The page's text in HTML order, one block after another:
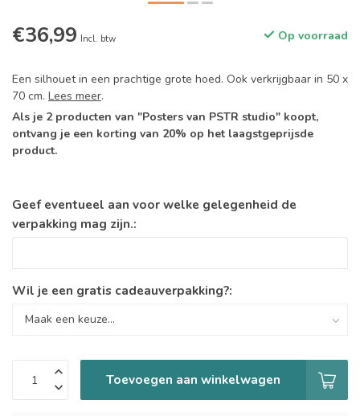
€36,99 Incl. btw Op voorraad
Een silhouet in een prachtige grote hoed. Ook verkrijgbaar in 50 x
70 cm. Lees meer.
Als je 2 producten van "Posters van PSTR studio" koopt,
ontvang je een korting van 20% op het laagstgeprijsde
product.
Geef eventueel aan voor welke gelegenheid de
verpakking mag zijn.:
Wil je een gratis cadeauverpakking?:
Toevoegen aan winkelwagen